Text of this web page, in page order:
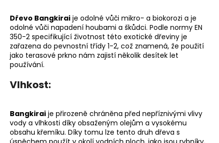
Dřevo Bangkirai je odolné vůči mikro- a biokorozi a je
odolné vůči napadení houbami a škůdci. Podle normy EN
350-2 specifikující životnost této exotické dřeviny je
zařazena do pevnostní třídy 1-2, což znamená, že použití
jako terasové prkno nám zajistí několik desítek let
používání.
Vlhkost:
Bangkirai je přirozeně chráněna před nepříznivými vlivy
vody a vlhkosti díky obsaženým olejům a vysokému
obsahu křemíku. Díky tomu lze tento druh dřeva s